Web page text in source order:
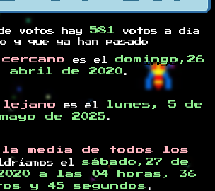
votos hay 581
votos a día
y que ya han pasado
es el domingo,26
abril de 2020 .
lejano es el
lunes, 5 de
mayo de 2025 .
la media de todos los
el sábado,27 de
a las 04 horas, 36
y 45 segundos .